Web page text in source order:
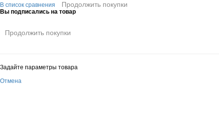
В список сравнения Продолжить покупки
Вы подписались на товар
Продолжить покупки
Задайте параметры товара
Отмена